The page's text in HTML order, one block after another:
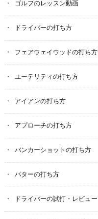
ゴルフのレッスン動画
ドライバーの打ち方
フェアウェイウッドの打ち方
ユーテリティの打ち方
アイアンの打ち方
アプローチの打ち方
バンカーショットの打ち方
パターの打ち方
ドライバーの試打・レビュー